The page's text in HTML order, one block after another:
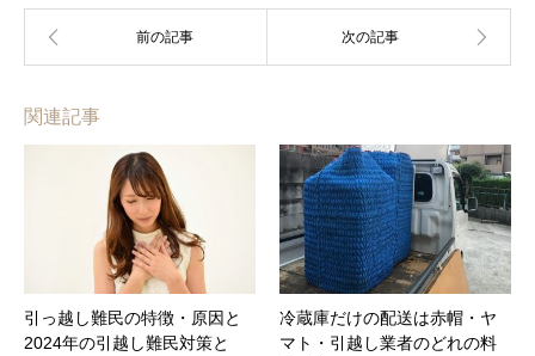
関連記事
引っ越し難民の特徴・原因と
2024年の引越し難民対策と
冷蔵庫だけの配送は赤帽・ヤ
マト・引越し業者のどれの料